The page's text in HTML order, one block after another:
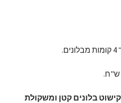
בלונים קטן ומשקולת